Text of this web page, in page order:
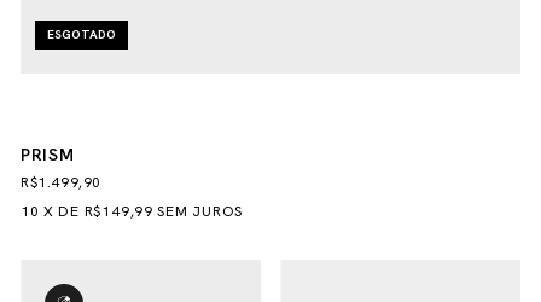
ESGOTADO
PRISM
R$1.499,90
10 XDE R$149,99 SEM JUROS